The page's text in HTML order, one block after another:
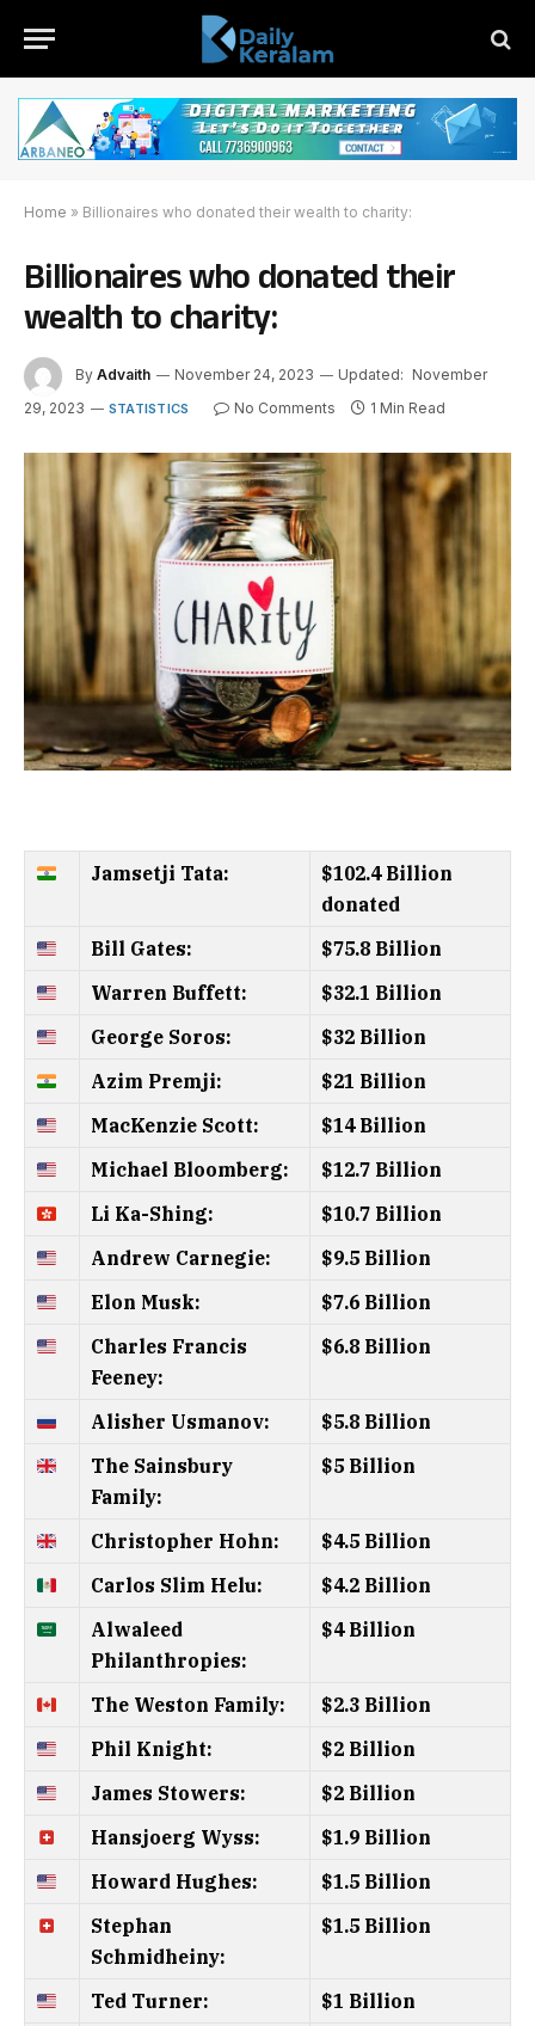
Home » Billionaires who donated their wealth to charity:
Billionaires who donated their
wealth to charity:
By Advaith November 24, 2023 Updated: November
29, 2023
STATISTICS No Comments 1 Min Read
Jamsetji Tata:
$102.4 Billion
donated
Bill Gates:
$75.8 Billion
Warren Buffett:
$32.1 Billion
George Soros:
$32 Billion
Azim Premji:
$21 Billion
MacKenzie Scott:
$14 Billion
Michael Bloomberg:
$12.7 Billion
Li Ka-Shing:
$10.7 Billion
Andrew Carnegie:
$9.5 Billion
Elon Musk:
$7.6 Billion
Charles Francis
Feeney:
$6.8 Billion
Alisher Usmanov:
$5.8 Billion
The Sainsbury
Family:
$5 Billion
Christopher Hohn:
$4.5 Billion
Carlos Slim Helu:
$4.2 Billion
Alwaleed
Philanthropies:
$4 Billion
The Weston Family:
$2.3 Billion
Phil Knight:
$2 Billion
James Stowers:
$2 Billion
Hansjoerg Wyss:
$1.9 Billion
Howard Hughes:
$1.5 Billion
Stephan
Schmidheiny:
$1.5 Billion
Ted Turner:
$1 Billion